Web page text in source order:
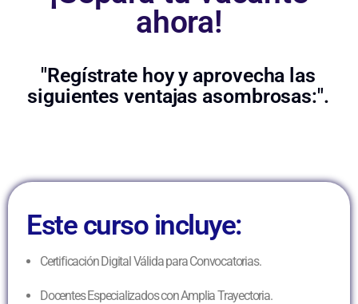
ahora!
"Regístrate hoy y aprovecha las
siguientes ventajas asombrosas:".
Este curso incluye:
Certificación Digital Válida para Convocatorias.
Docentes Especializados con Amplia Trayectoria.